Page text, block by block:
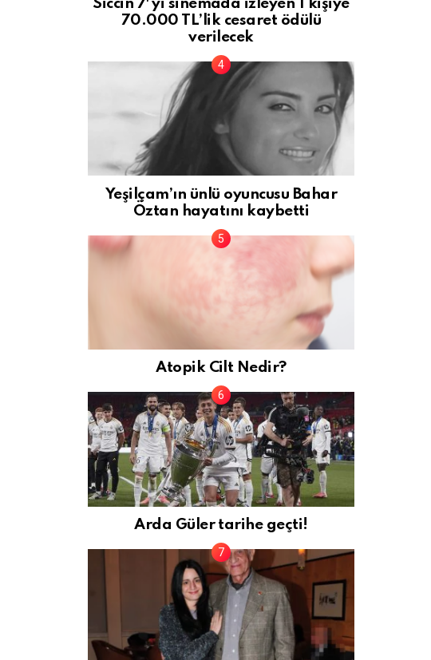
Siccin 7′ yi sinemada izleyen 1 kişiye
70.000 TL’lik cesaret ödülü
verilecek
Yeşilçam’ın ünlü oyuncusu Bahar
Öztan hayatını kaybetti
Atopik Cilt Nedir?
Arda Güler tarihe geçti!